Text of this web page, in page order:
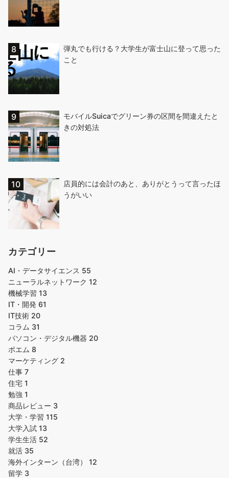
弾丸でも行ける？大学生が富士山に登って思った
こと
モバイルSuicaでグリーン券の区間を間違えたと
きの対処法
店員的には会計のあと、ありがとうって言ったほ
うがいい
カテゴリー
AI・データサイエンス 55
ニューラルネットワーク 12
機械学習 13
IT・開発 61
IT技術 20
コラム 31
パソコン・デジタル機器 20
ポエム 8
マーケティング 2
仕事 7
住宅 1
勉強 1
商品レビュー 3
大学・学習 115
大学入試 13
学生生活 52
就活 35
海外インターン（台湾） 12
留学 3